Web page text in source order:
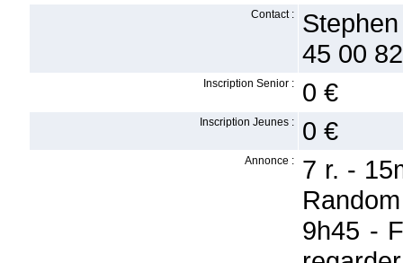
Contact :
45 00
Inscription Senior : 0 €
Inscription Jeunes : 0 €
Annonce :
7 r. -
9h45 -